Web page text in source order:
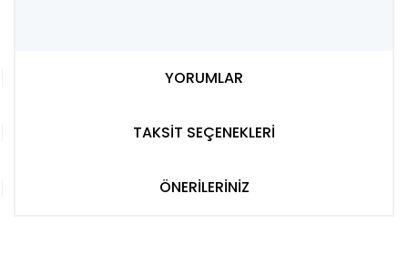
YORUMLAR
TAKSİT SEÇENEKLERİ
ÖNERİLERİNİZ